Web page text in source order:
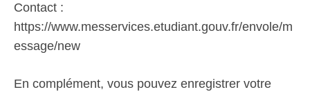
Contact :
https://www.messervices.etudiant.gouv.fr/envole/m
essage/new
En complément, vous pouvez enregistrer votre